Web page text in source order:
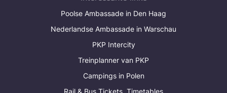
Poolse Ambassade in Den Haag
Nederlandse Ambassade in Warschau
PKP Intercity
Treinplanner van PKP
Campings in Polen
Rail & Bus Tickets, Timetables